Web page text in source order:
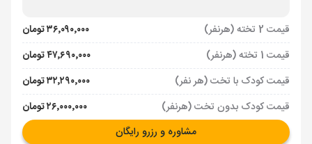
قیمت 2 تخته (هرنفر)
۳۶٬۰۹۰٬۰۰۰ تومان
قیمت 1 تخته (هرنفر)
۴۷٬۶۹۰٬۰۰۰ تومان
قیمت کودک با تخت (هر نفر)
۳۲٬۲۹۰٬۰۰۰ تومان
قیمت کودک بدون تخت (هرنفر)
۲۶٬۰۰۰٬۰۰۰ تومان
مشاوره و رزرو رایگان